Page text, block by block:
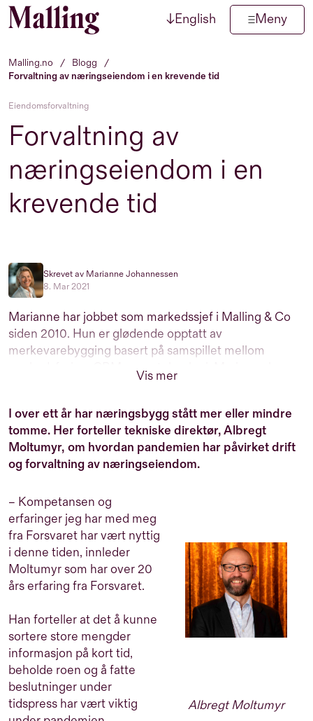
Hopp til innhold ↓English Meny
Malling.no / Blogg
/
Forvaltning av næringseiendom i en krevende tid
Eiendomsforvaltning
Forvaltning av
næringseiendom i en
krevende tid
Skrevet av Marianne Johannessen
8. Mar 2021
Marianne har jobbet som markedssjef i Malling & Co
siden 2010. Hun er glødende opptatt av
merkevarebygging basert på samspillet mellom
markedsføring, CRM og ny teknologi. Marianne har
over 25 års erfaring med markedsføring av
og er verdens første kvinnelige metningsdykker. Når
hun ikke tenker på markedsføring, er hun engasjert i
byutvikling, ny teknologi og kultur.
Vis mer
I over ett år har næringsbygg stått mer eller mindre
tomme. Her forteller tekniske direktør, Albregt
Moltumyr, om hvordan pandemien har påvirket drift
og forvaltning av næringseiendom.
Albregt Moltumyr
– Kompetansen og
erfaringer jeg har med meg
fra Forsvaret har vært nyttig
i denne tiden, innleder
Moltumyr som har over 20
års erfaring fra Forsvaret.
Han forteller at det å kunne
sortere store mengder
informasjon på kort tid,
beholde roen og å fatte
beslutninger under
tidspress har vært viktig